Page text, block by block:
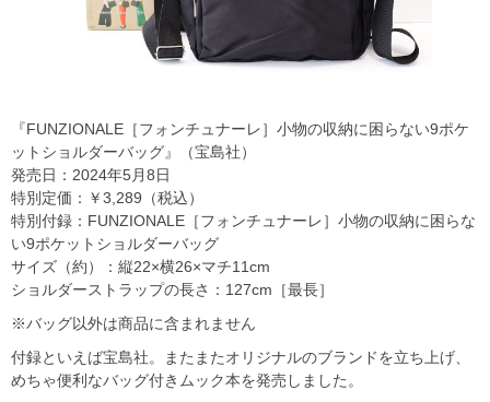
『FUNZIONALE［フォンチュナーレ］小物の収納に困らない9ポケ
ットショルダーバッグ』（宝島社）
発売日：2024年5月8日
特別定価：￥3,289（税込）
特別付録：FUNZIONALE［フォンチュナーレ］小物の収納に困らな
い9ポケットショルダーバッグ
サイズ（約）：縦22×横26×マチ11cm
ショルダーストラップの長さ：127cm［最長］
※バッグ以外は商品に含まれません
付録といえば宝島社。またまたオリジナルのブランドを立ち上げ、
めちゃ便利なバッグ付きムック本を発売しました。